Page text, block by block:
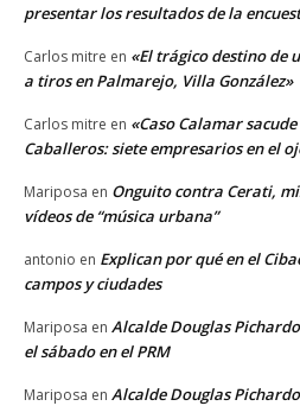
presentar los resultados de la
Carlos mitre en «El trágico destino de
a tiros en Palmarejo, Villa González»
Carlos mitre en «Caso Calamar
Caballeros: siete empresarios en el
Mariposa en Onguito contra Cerati,
vídeos de “música urbana”
antonio en Explican por qué en el
campos y ciudades
Mariposa en Alcalde Douglas
el sábado en el PRM
Mariposa en Alcalde Douglas